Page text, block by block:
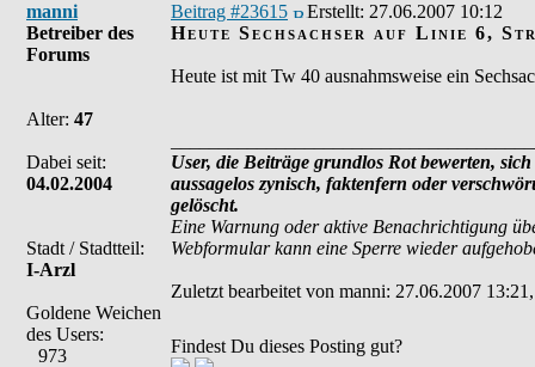
manni
Betreiber des
Forums
Alter: 47
Dabei seit:
04.02.2004
Stadt / Stadtteil:
I-Arzl
Goldene Weichen
des Users:
973
Beitrag #23615 Erstellt: 27.06.2007 10:12
Heute Sechsachser auf Linie 6,
Heute ist mit Tw 40 ausnahmsweise ein
User, die Beiträge grundlos Rot bewerten,
aussagelos zynisch, faktenfern oder
gelöscht.
Eine Warnung oder aktive Benachrichtigung
Webformular kann eine Sperre wieder
Zuletzt bearbeitet von manni: 27.06.2007
Findest Du dieses Posting gut?